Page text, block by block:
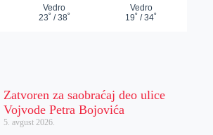
Zatvoren za saobraćaj deo ulice
Vojvode Petra Bojovića
5. avgust 2026.